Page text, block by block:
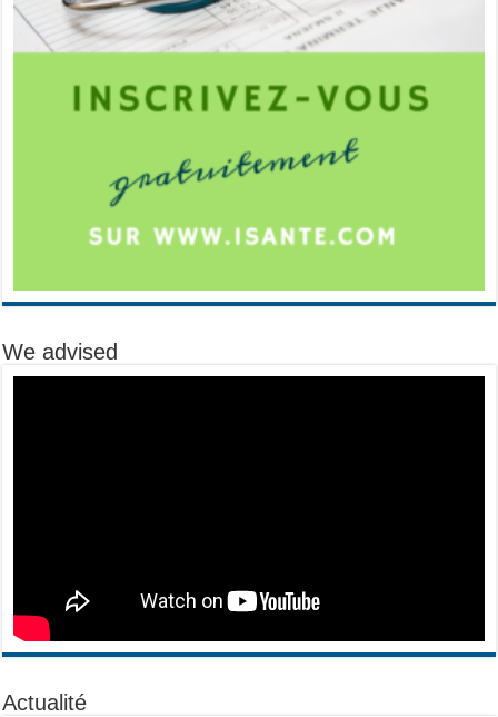
We advised
Actualité